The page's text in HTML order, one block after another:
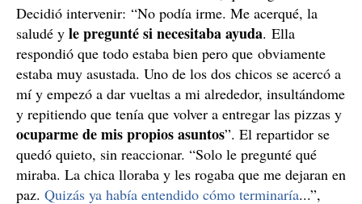
Decidió intervenir: “No podía irme. Me acerqué, la
saludé y le pregunté si necesitaba ayuda. Ella
respondió que todo estaba bien pero que obviamente
estaba muy asustada. Uno de los dos chicos se acercó a
mí y empezó a dar vueltas a mi alrededor, insultándome
y repitiendo que tenía que volver a entregar las pizzas y
ocuparme de mis propios asuntos”. El repartidor se
quedó quieto, sin reaccionar. “Solo le pregunté qué
miraba. La chica lloraba y les rogaba que me dejaran en
paz. Quizás ya había entendido cómo terminaría...”,